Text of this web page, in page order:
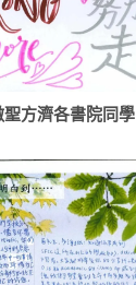
聖方濟各書院同學